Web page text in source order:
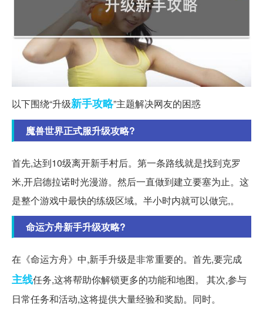
以下围绕“升级新手攻略”主题解决网友的困惑
魔兽世界正式服升级攻略?
首先,达到10级离开新手村后。第一条路线就是找到克罗
米,开启德拉诺时光漫游。然后一直做到建立要塞为止。这
是整个游戏中最快的练级区域。半小时内就可以做完,。
命运方舟新手升级攻略?
在《命运方舟》中,新手升级是非常重要的。首先,要完成
主线任务,这将帮助你解锁更多的功能和地图。 其次,参与
日常任务和活动,这将提供大量经验和奖励。同时。